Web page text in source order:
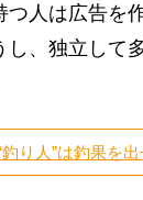
つ人は広告を
し、独立して
り人”は釣果を